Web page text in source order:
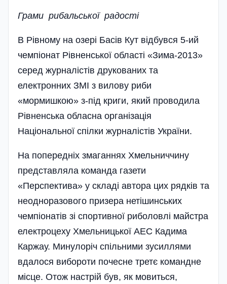
Грами рибальської радості
В Рівному на озері Басів Кут відбувся 5-ий
чемпіонат Рівненської області «Зима-2013»
серед журналістів друкованих та
електронних ЗМІ з вилову риби
«мормишкою» з-під криги, який проводила
Рівненська обласна організація
Національної спілки журналістів України.
На попередніх змаганнях Хмельниччину
представляла команда газети
«Перспектива» у складі автора цих рядків та
неодноразового призера нетішинських
чемпіонатів зі спортивної риболовлі майстра
електроцеху Хмельницької АЕС Кадима
Каржау. Минулоріч спільними зусиллями
вдалося вибороти почесне третє командне
місце. Отож настрій був, як мовиться,